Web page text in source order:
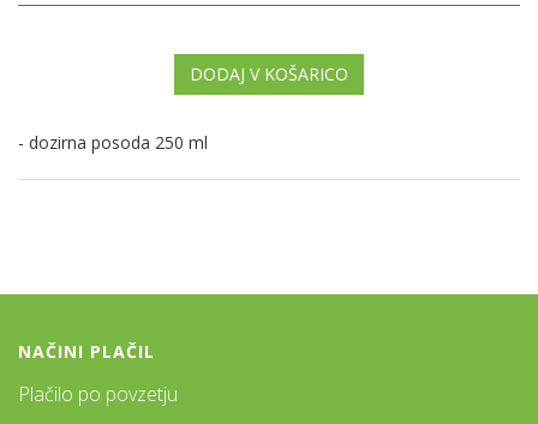
DODAJ V KOŠARICO
- dozirna posoda 250 ml
NAČINI PLAČIL
Plačilo po povzetju